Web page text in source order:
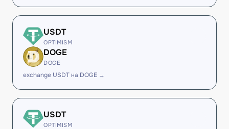
USDT
OPTIMISM
DOGE
DOGE
exchange USDT на DOGE →
USDT
OPTIMISM